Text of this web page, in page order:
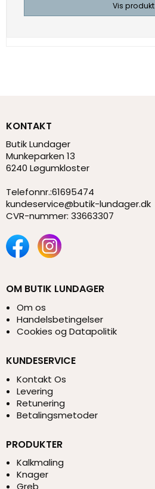
Vis produkt
KONTAKT
Butik Lundager
Munkeparken 13
6240 Løgumkloster
Telefonnr.:61695474
kundeservice@butik-lundager.dk
CVR-nummer: 33663307
OM BUTIK LUNDAGER
Om os
Handelsbetingelser
Cookies og Datapolitik
KUNDESERVICE
Kontakt Os
Levering
Retunering
Betalingsmetoder
PRODUKTER
Kalkmaling
Knager
Greb